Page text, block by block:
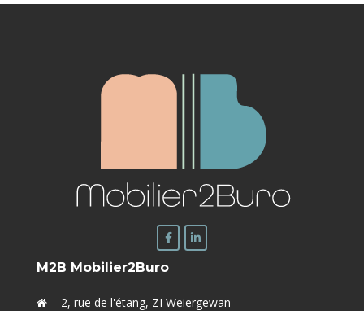
M2B Mobilier2Buro
2, rue de l'étang, ZI Weiergewan